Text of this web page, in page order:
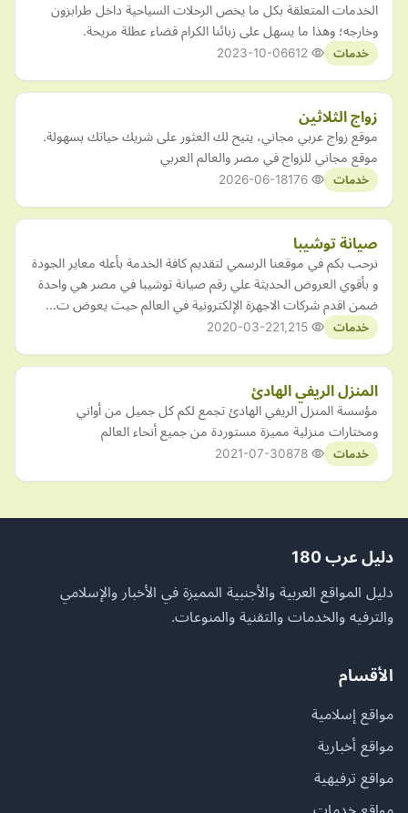
الخدمات المتعلقة بكل ما يخص الرحلات السياحية داخل طرابزون
وخارجه؛ وهذا ما يسهل على زبائنا الكرام قضاء عطلة مريحة.
خدمات 2023-10-06
زواج الثلاثين
موقع زواج عربي مجاني، يتيح لك العثور على شريك حياتك بسهولة.
موقع مجاني للزواج في مصر والعالم العربي
خدمات 2026-06-18
صيانة توشيبا
نرحب بكم في موقعنا الرسمي لتقديم كافة الخدمة بأعله معاير الجودة
و بأقوي العروض الحديثة علي رقم صيانة توشيبا في مصر هي واحدة
ضمن اقدم شركات الاجهزة الإلكترونية في العالم حيث يعوض ت…
خدمات 2020-03-22
المنزل الريفي الهادئ
مؤسسة المنزل الريفي الهادئ تجمع لكم كل جميل من أواني
ومختارات منزلية مميزة مستوردة من جميع أنحاء العالم
خدمات 2021-07-30
دليل عرب 180
دليل المواقع العربية والأجنبية المميزة في الأخبار والإسلامي
والترفيه والخدمات والتقنية والمنوعات.
الأقسام
مواقع إسلامية
مواقع أخبارية
مواقع ترفيهية